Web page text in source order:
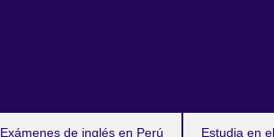
Exámenes de inglés en Perú Estudia en